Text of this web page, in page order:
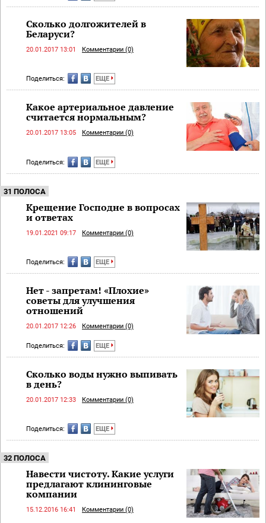
Сколько долгожителей в
Беларуси?
20.01.2017 13:01 Комментарии (0)
Поделиться: ЕЩЕ
Какое артериальное давление
считается нормальным?
20.01.2017 13:05 Комментарии (0)
Поделиться: ЕЩЕ
31 ПОЛОСА
Крещение Господне в вопросах
и ответах
19.01.2021 09:17 Комментарии (0)
Поделиться: ЕЩЕ
Нет - запретам!​ «Плохие»
советы для улучшения
отношений
20.01.2017 12:26 Комментарии (0)
Поделиться: ЕЩЕ
Сколько воды нужно выпивать
в день?
20.01.2017 12:33 Комментарии (0)
Поделиться: ЕЩЕ
32 ПОЛОСА
Навести чистоту. Какие услуги
предлагают клининговые
компании
15.12.2016 16:41 Комментарии (0)